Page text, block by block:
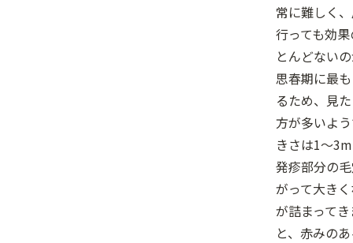
常に難しく
行っても効
とんどない
思春期に最
るため、見
方が多いよ
きさは1～
発疹部分の
がって大き
が詰まって
と、赤みの